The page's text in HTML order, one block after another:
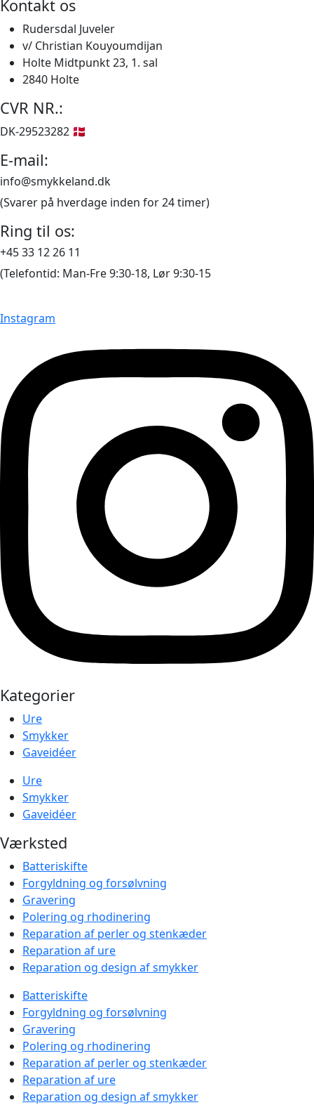
Kontakt os
Rudersdal Juveler
v/ Christian Kouyoumdijan
Holte Midtpunkt 23, 1. sal
2840 Holte
CVR NR.:
DK-29523282 🇩🇰
E-mail:
info@smykkeland.dk
(Svarer på hverdage inden for 24 timer)
Ring til os:
+45 33 12 26 11
(Telefontid: Man-Fre 9:30-18, Lør 9:30-15
Instagram
Kategorier
Ure
Smykker
Gaveidéer
Ure
Smykker
Gaveidéer
Værksted
Batteriskifte
Forgyldning og forsølvning
Gravering
Polering og rhodinering
Reparation af perler og stenkæder
Reparation af ure
Reparation og design af smykker
Batteriskifte
Forgyldning og forsølvning
Gravering
Polering og rhodinering
Reparation af perler og stenkæder
Reparation af ure
Reparation og design af smykker